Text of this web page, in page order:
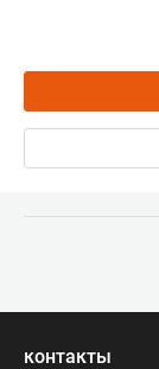
контакты